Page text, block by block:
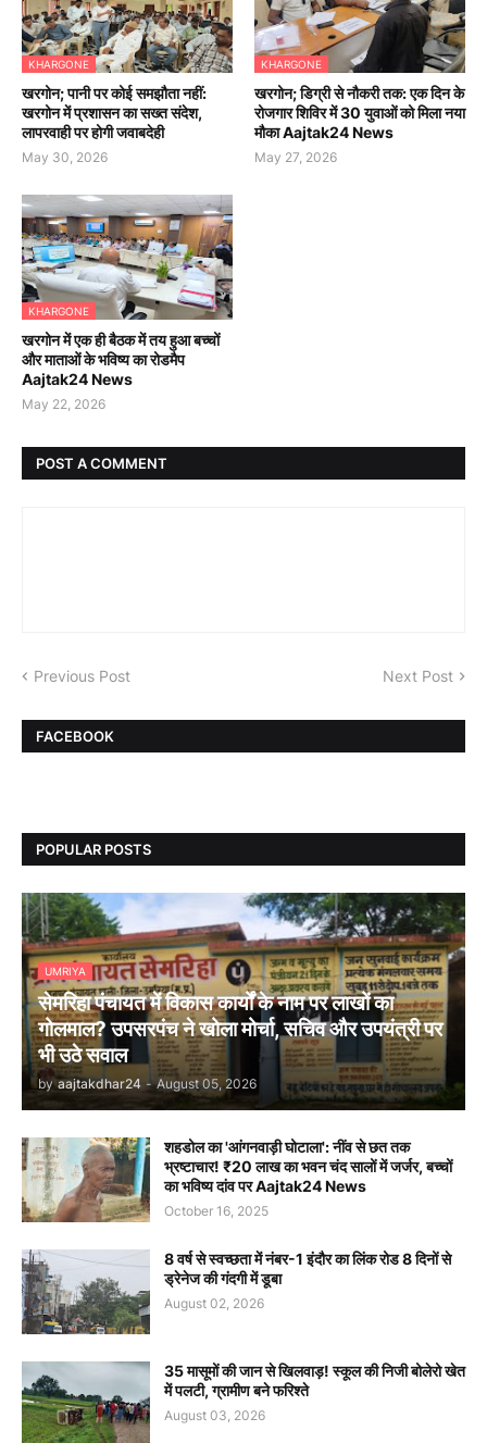
KHARGONE
खरगोन; पानी पर कोई समझौता नहीं:
खरगोन में प्रशासन का सख्त संदेश,
लापरवाही पर होगी जवाबदेही
May 30, 2026
KHARGONE
खरगोन; डिग्री से नौकरी तक: एक दिन के
रोजगार शिविर में 30 युवाओं को मिला नया
मौका Aajtak24 News
May 27, 2026
KHARGONE
खरगोन में एक ही बैठक में तय हुआ बच्चों
और माताओं के भविष्य का रोडमैप
Aajtak24 News
May 22, 2026
POST A COMMENT
Previous Post Next Post
FACEBOOK
POPULAR POSTS
UMRIYA
सेमरिहा पंचायत में विकास कार्यों के नाम पर लाखों का
गोलमाल? उपसरपंच ने खोला मोर्चा, सचिव और उपयंत्री पर
भी उठे सवाल
by aajtakdhar24 - August 05, 2026
शहडोल का 'आंगनवाड़ी घोटाला': नींव से छत तक
भ्रष्टाचार! ₹20 लाख का भवन चंद सालों में जर्जर, बच्चों
का भविष्य दांव पर Aajtak24 News
October 16, 2025
8 वर्ष से स्वच्छता में नंबर-1 इंदौर का लिंक रोड 8 दिनों से
ड्रेनेज की गंदगी में डूबा
August 02, 2026
35 मासूमों की जान से खिलवाड़! स्कूल की निजी बोलेरो खेत
में पलटी, ग्रामीण बने फरिश्ते
August 03, 2026